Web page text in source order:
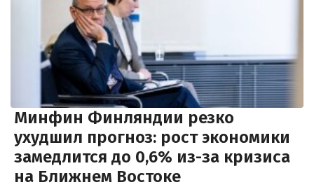
Минфин Финляндии резко
ухудшил прогноз: рост экономики
замедлится до 0,6% из-за кризиса
на Ближнем Востоке